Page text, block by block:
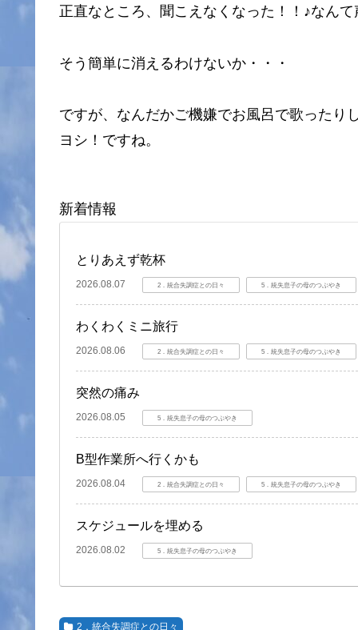
正直なところ、聞こえなくなった！！♪なん
そう簡単に消えるわけないか・・・
ですが、なんだかご機嫌でお風呂で歌ったり
ヨシ！ですね。
新着情報
とりあえず乾杯
2026.08.07 2．統合失調症との日々 5．統失息子の母のつぶやき
わくわくミニ旅行
2026.08.06 2．統合失調症との日々 5．統失息子の母のつぶやき
突然の痛み
2026.08.05 5．統失息子の母のつぶやき
B型作業所へ行くかも
2026.08.04 2．統合失調症との日々 5．統失息子の母のつぶやき
スケジュールを埋める
2026.08.02 5．統失息子の母のつぶやき
2．統合失調症との日々